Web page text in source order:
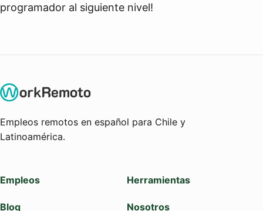
programador al siguiente nivel!
Empleos remotos en español para Chile y
Latinoamérica.
Empleos Herramientas
Blog Nosotros